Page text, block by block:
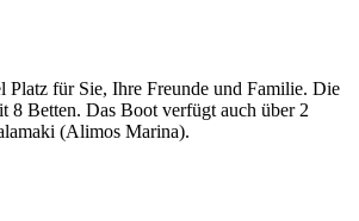
Platz für Sie, Ihre Freunde und Familie. Die
8 Betten. Das Boot verfügt auch über 2
(Alimos Marina).